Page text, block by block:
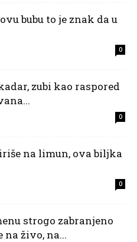
bubu to je znak da u
0
zubi kao raspored
0
na limun, ova biljka
0
strogo zabranjeno
na živo, na...